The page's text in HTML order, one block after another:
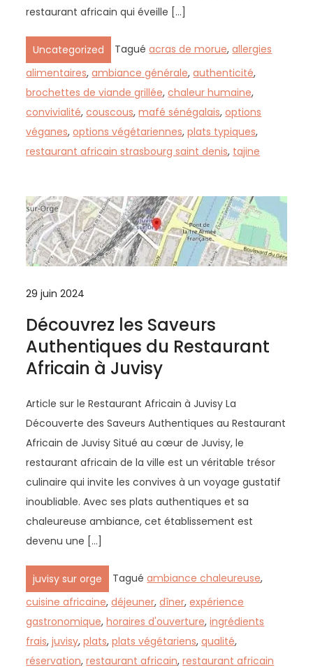
restaurant africain qui éveille […]
Uncategorized Taguéacras de morue,allergies
alimentaires,ambiance générale,authenticité,
brochettes de viande grillée,chaleur humaine,
convivialité,couscous,mafé sénégalais,options
véganes,options végétariennes,plats typiques,
restaurant africain strasbourg saint denis, tajine
29 juin 2024
Découvrez les Saveurs
Authentiques du Restaurant
Africain à Juvisy
Article sur le Restaurant Africain à Juvisy La
Découverte des Saveurs Authentiques au Restaurant
Africain de Juvisy Situé au cœur de Juvisy, le
restaurant africain de la ville est un véritable trésor
culinaire qui invite les convives à un voyage gustatif
inoubliable. Avec ses plats authentiques et sa
chaleureuse ambiance, cet établissement est
devenu une […]
juvisy sur orge Taguéambiance chaleureuse,
cuisine africaine,déjeuner,dîner,expérience
gastronomique,horaires d'ouverture,ingrédients
frais,juvisy,plats,plats végétariens,qualité,
réservation,restaurant africain,restaurant africain